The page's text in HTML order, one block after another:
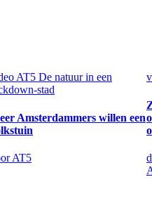
AT5 De natuur in een
stad
Amsterdammers willen een
AT5